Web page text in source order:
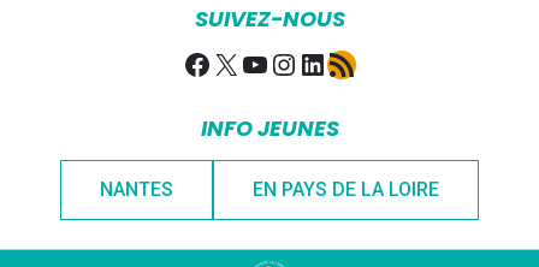
SUIVEZ-NOUS
Facebook
X YouTube
Instagram
LinkedIn
Flux RSS
INFO JEUNES
NANTES EN PAYS DE LA LOIRE